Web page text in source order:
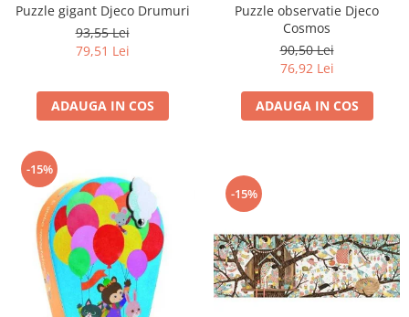
Puzzle gigant Djeco Drumuri
93,55 Lei
79,51 Lei
ADAUGA IN COS
Puzzle observatie Djeco
Cosmos
90,50 Lei
76,92 Lei
ADAUGA IN COS
-15%
-15%